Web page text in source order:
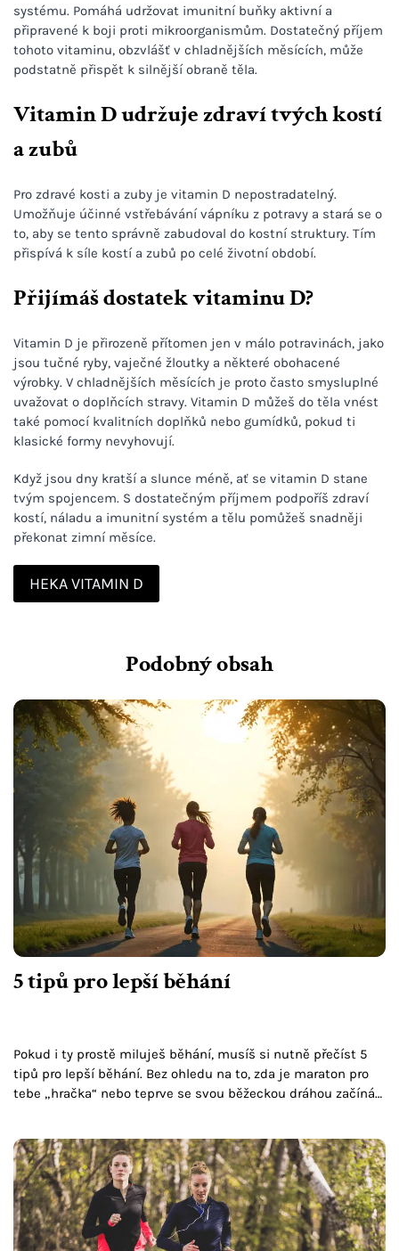
systému. Pomáhá udržovat imunitní buňky aktivní a
připravené k boji proti mikroorganismům. Dostatečný příjem
tohoto vitaminu, obzvlášť v chladnějších měsících, může
podstatně přispět k silnější obraně těla.
Vitamin D udržuje zdraví tvých kostí
a zubů
Pro zdravé kosti a zuby je vitamin D nepostradatelný.
Umožňuje účinné vstřebávání vápníku z potravy a stará se o
to, aby se tento správně zabudoval do kostní struktury. Tím
přispívá k síle kostí a zubů po celé životní období.
Přijímáš dostatek vitaminu D?
Vitamin D je přirozeně přítomen jen v málo potravinách, jako
jsou tučné ryby, vaječné žloutky a některé obohacené
výrobky. V chladnějších měsících je proto často smysluplné
uvažovat o doplňcích stravy. Vitamin D můžeš do těla vnést
také pomocí kvalitních doplňků nebo gumídků, pokud ti
klasické formy nevyhovují.
Když jsou dny kratší a slunce méně, ať se vitamin D stane
tvým spojencem. S dostatečným příjmem podpoříš zdraví
kostí, náladu a imunitní systém a tělu pomůžeš snadněji
překonat zimní měsíce.
HEKA VITAMIN D
Podobný obsah
5 tipů pro lepší běhání
Pokud i ty prostě miluješ běhání, musíš si nutně přečíst 5
tipů pro lepší běhání. Bez ohledu na to, zda je maraton pro
tebe „hračka“ nebo teprve se svou běžeckou dráhou začínáš